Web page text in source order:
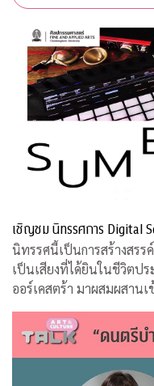
เชิญชม นิทรรศการ Digital
นิทรรศนี้เป็นการสร้างสรร
เป็นเสียงที่ได้ยินในชีวิตปร
ออร์เคสตร้า มาผสมผสาน
คุ้นหู ผ่านกระบวนการและ